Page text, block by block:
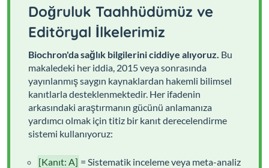
Doğruluk Taahhüdümüz ve
Editöryal İlkelerimiz
Biochron'da sağlık bilgilerini ciddiye alıyoruz. Bu
makaledeki her iddia, 2015 veya sonrasında
yayınlanmış saygın kaynaklardan hakemli bilimsel
kanıtlarla desteklenmektedir. Her ifadenin
arkasındaki araştırmanın gücünü anlamanıza
yardımcı olmak için titiz bir kanıt derecelendirme
sistemi kullanıyoruz:
[Kanıt: A] = Sistematik inceleme veya meta-analiz